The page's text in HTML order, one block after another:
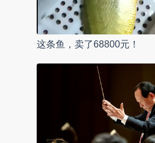
这条鱼，卖了68800元！